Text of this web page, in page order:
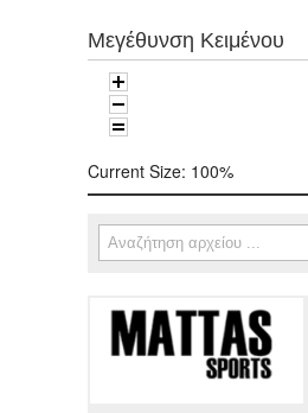
Μεγέθυνση Κειμένου
Current Size: 100%
Φόρμα αναζήτησης
Αναζήτηση